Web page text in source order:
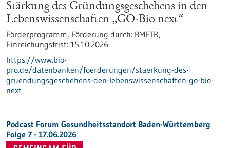
Stärkung des Gründungsgeschehens in den
Lebenswissenschaften „GO-Bio next“
Förderprogramm, Förderung durch: BMFTR,
Einreichungsfrist: 15.10.2026
https://www.bio-
pro.de/datenbanken/foerderungen/staerkung-des-
gruendungsgeschehens-den-lebenswissenschaften-go-bio-
next
Podcast Forum Gesundheitsstandort Baden-Württemberg
Folge 7 - 17.06.2026